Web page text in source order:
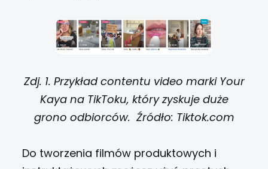
Zdj. 1. Przykład contentu video marki Your
Kaya na TikToku, który zyskuje duże
grono odbiorców. Źródło: Tiktok.com
Do tworzenia filmów produktowych i